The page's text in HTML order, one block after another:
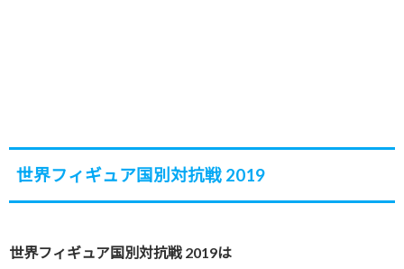
世界フィギュア国別対抗戦 2019
世界フィギュア国別対抗戦 2019は